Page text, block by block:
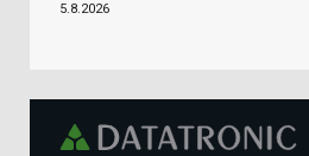
5.8.2026